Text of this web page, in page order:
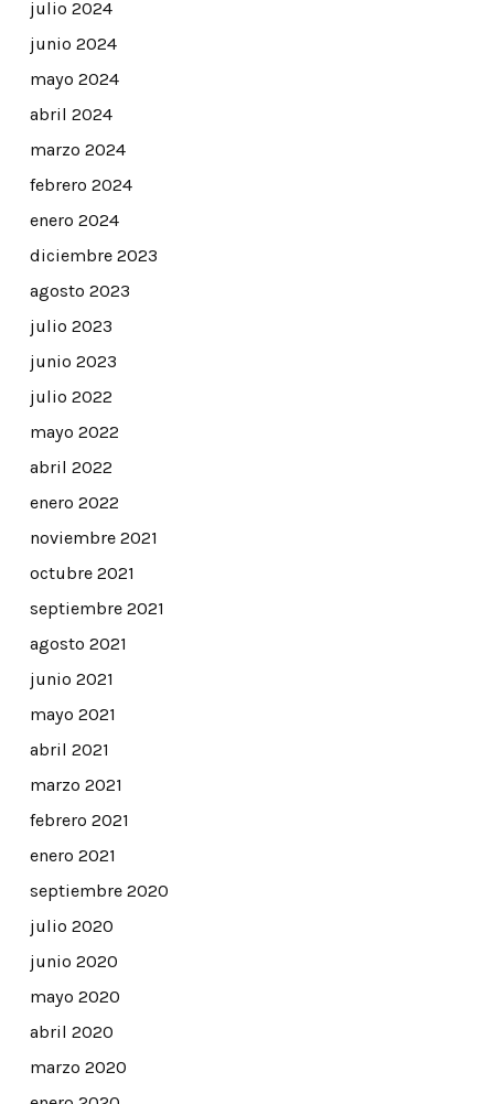
julio 2024
junio 2024
mayo 2024
abril 2024
marzo 2024
febrero 2024
enero 2024
diciembre 2023
agosto 2023
julio 2023
junio 2023
julio 2022
mayo 2022
abril 2022
enero 2022
noviembre 2021
octubre 2021
septiembre 2021
agosto 2021
junio 2021
mayo 2021
abril 2021
marzo 2021
febrero 2021
enero 2021
septiembre 2020
julio 2020
junio 2020
mayo 2020
abril 2020
marzo 2020